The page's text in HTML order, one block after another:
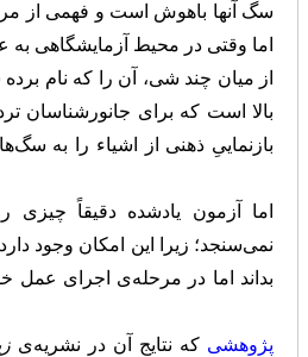
سگ آنها باهوش است و فهمی از
اما وقتی در محیط آزمایشگاهی
از میان چند شی، آن را که نام
بالا است که برای جانورشناسان
بازنماییِ ذهنی از اشیاء را به
اما آزمون یادشده دقیقاً
نمی‌سنجد؛ زیرا این امکان وجود
بداند اما در مرحله‌ی اجرای عمل
پژوهشی که نتایج آن در نشریه‌ی